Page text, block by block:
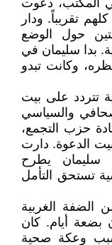
المكتب، دعوت
كلهم تقريباً. ودار
حول الوضع
بدا سليمان في
وكانت تبدو
تتردد على بيت
والسياسي
حزب التجمع،
الدعوة. دارت
سليمان يطرح
تستحق التأمل
الضفة الغربية
بضعة أيام. كان
وعكة صحية